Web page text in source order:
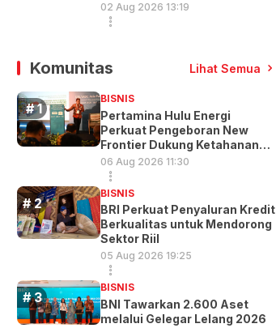
02 Aug 2026 13:19
Komunitas Lihat Semua
BISNIS
Pertamina Hulu Energi
Perkuat Pengeboran New
Frontier Dukung Ketahanan
Energi
06 Aug 2026 11:30
BISNIS
BRI Perkuat Penyaluran Kredit
Berkualitas untuk Mendorong
Sektor Riil
05 Aug 2026 19:25
BISNIS
BNI Tawarkan 2.600 Aset
melalui Gelegar Lelang 2026